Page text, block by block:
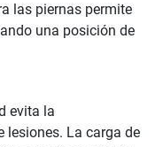
las piernas permite
una posición de
evita la
lesiones. La carga de